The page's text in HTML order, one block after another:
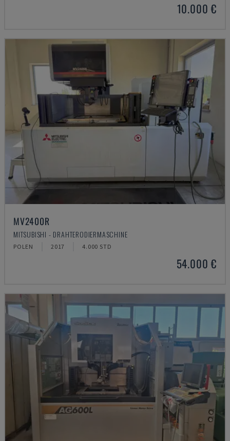
10.000 €
MV2400R
MITSUBISHI - DRAHTERODIERMASCHINE
POLEN 2017 4.000 STD
54.000 €